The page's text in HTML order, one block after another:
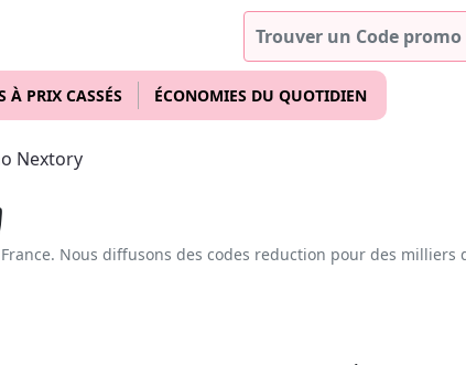
À PRIX CASSÉS ÉCONOMIES DU QUOTIDIEN
Nextory
Nous diffusons des codes reduction pour des milliers